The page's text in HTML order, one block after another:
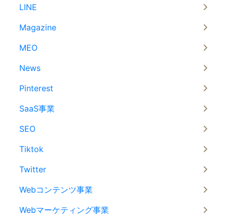
LINE
Magazine
MEO
News
Pinterest
SaaS事業
SEO
Tiktok
Twitter
Webコンテンツ事業
Webマーケティング事業